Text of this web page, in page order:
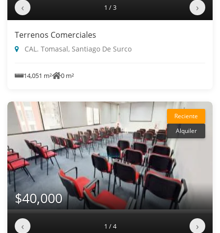
‹ 1 / 3 ›
Terrenos Comerciales
CAL. Tomasal, Santiago De Surco
14,051 m² 0 m²
Reciente
Alquiler
$40,000
‹ 1 / 4 ›